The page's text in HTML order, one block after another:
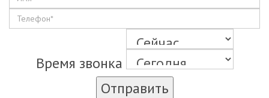
Время звонка
Отправить